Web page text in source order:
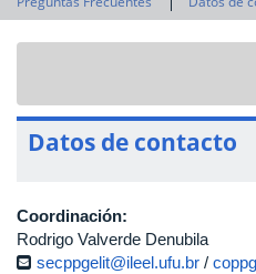
Datos de contacto
Coordinación:
Rodrigo Valverde Denubila
secppgelit@ileel.ufu.br /